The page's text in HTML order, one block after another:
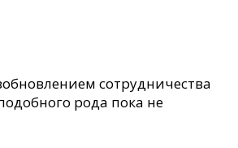
сотрудничества
рода пока не